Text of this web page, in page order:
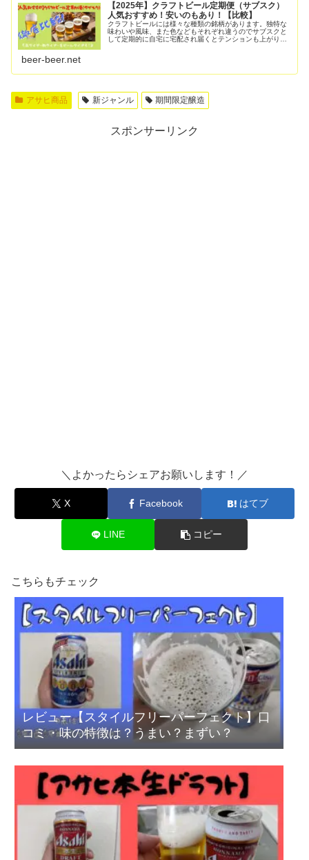
【2025年】クラフトビール定期便（サブスク）
人気おすすめ！安いのもあり！【比較】
クラフトビールには様々な種類の銘柄があります。独特な
味わいや風味、また色などもそれぞれ違うのでサブスクと
して定期的に自宅に宅配され届くとテンションも上がりま
beer-beer.net
アサヒ商品 新ジャンル 期間限定醸造
スポンサーリンク
＼よかったらシェアお願いします！／
X Facebook はてブ
LINE コピー
こちらもチェック
レビュー【スタイルフリーパーフェクト】口
コミ・味の特徴は？うまい？まずい？